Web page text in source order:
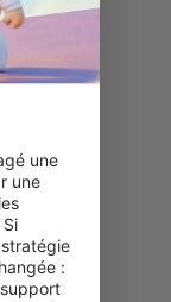
une
une
stratégie
: